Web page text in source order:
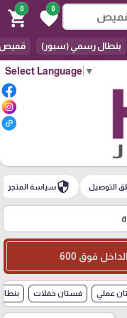
Select Language ▼
0
favorite
0
shopping_cart
بنطال رسمي (سبور)
التوصيل securityسياسة المتجر
عملي فستان حفلات